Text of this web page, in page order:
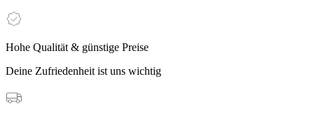
Hohe Qualität & günstige Preise
Deine Zufriedenheit ist uns wichtig